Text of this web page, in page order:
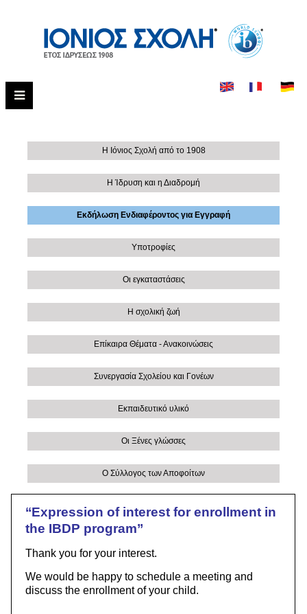
Η Ιόνιος Σχολή από το 1908
Η Ίδρυση και η Διαδρομή
Εκδήλωση Ενδιαφέροντος για Εγγραφή
Υποτροφίες
Οι εγκαταστάσεις
Η σχολική ζωή
Επίκαιρα Θέματα - Ανακοινώσεις
Συνεργασία Σχολείου και Γονέων
Εκπαιδευτικό υλικό
Οι Ξένες γλώσσες
Ο Σύλλογος των Αποφοίτων
‘‘Expression of interest for enrollment in
the IBDP program’’
Thank you for your interest.
We would be happy to schedule a meeting and
discuss the enrollment of your child.